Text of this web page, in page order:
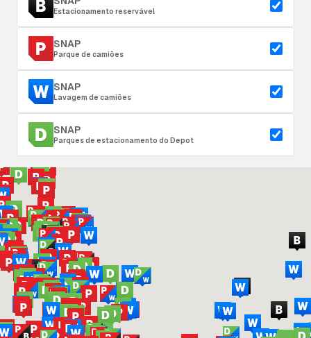
Estacionamento reservável
SNAP
Parque de camiões
SNAP
Lavagem de camiões
SNAP
Parques de estacionamento do Depot